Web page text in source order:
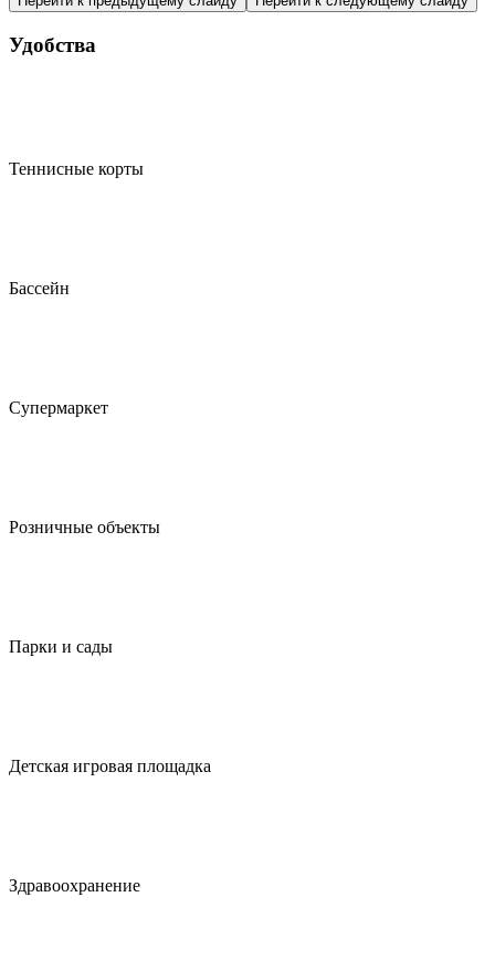
Удобства
Теннисные корты
Бассейн
Супермаркет
Розничные объекты
Парки и сады
Детская игровая площадка
Здравоохранение